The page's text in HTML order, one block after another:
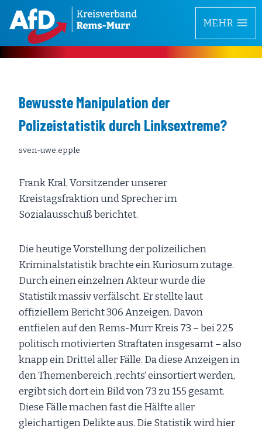
Inhalt
springen
MEHR
Bewusste Manipulation der
Polizeistatistik durch Linksextreme?
sven-uwe.epple
Frank Kral, Vorsitzender unserer
Kreistagsfraktion und Sprecher im
Sozialausschuß berichtet.
Die heutige Vorstellung der polizeilichen
Kriminalstatistik brachte ein Kuriosum zutage.
Durch einen einzelnen Akteur wurde die
Statistik massiv verfälscht. Er stellte laut
offiziellem Bericht 306 Anzeigen. Davon
entfielen auf den Rems-Murr Kreis 73 – bei 225
politisch motivierten Straftaten insgesamt – also
knapp ein Drittel aller Fälle. Da diese Anzeigen in
den Themenbereich ‚rechts‘ einsortiert werden,
ergibt sich dort ein Bild von 73 zu 155 gesamt.
Diese Fälle machen fast die Hälfte aller
gleichartigen Delikte aus. Die Statistik wird hier